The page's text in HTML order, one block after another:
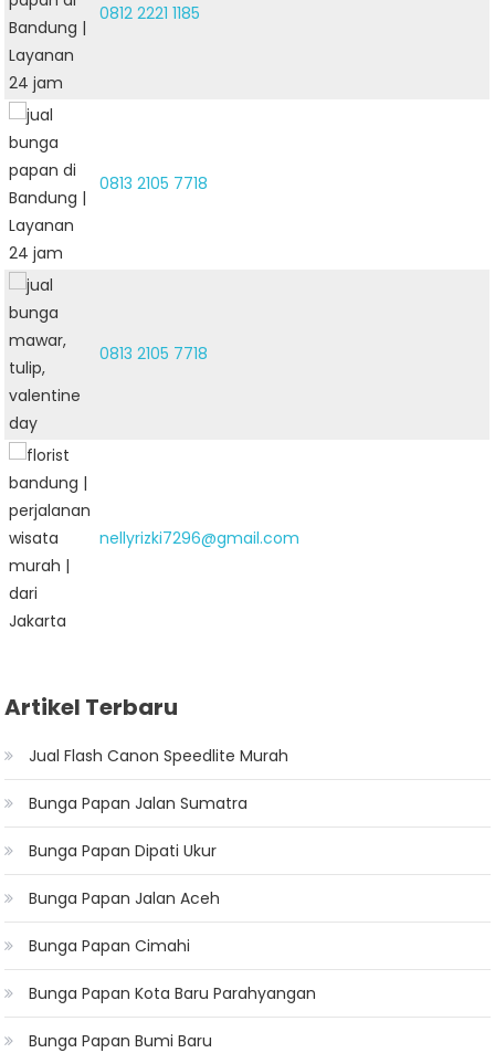
0812 2221 1185
0813 2105 7718
0813 2105 7718
nellyrizki7296@gmail.com
Artikel Terbaru
Jual Flash Canon Speedlite Murah
Bunga Papan Jalan Sumatra
Bunga Papan Dipati Ukur
Bunga Papan Jalan Aceh
Bunga Papan Cimahi
Bunga Papan Kota Baru Parahyangan
Bunga Papan Bumi Baru